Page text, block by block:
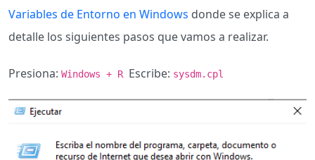
Variables de Entorno en Windows donde se explica a
detalle los siguientes pasos que vamos a realizar.
Presiona: Windows + R Escribe: sysdm.cpl